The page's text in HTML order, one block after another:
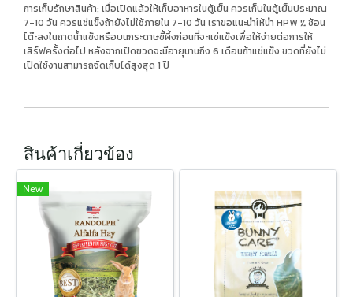
การเก็บรักษาสินค้า: เมื่อเปิดแล้วให้เก็บอาหารในตู้เย็น ควรเก็บในตู้เย็นประมาณ
7-10 วัน ควรแช่แข็งถ้ายังไม่ใช้ภายใน 7-10 วัน เราขอแนะนำให้นำ HPW ½ ช้อน
โต๊ะลงในถาดน้ำแข็งหรือบนกระดาษขี้ผึ้งก่อนที่จะแช่แข็งเพื่อให้ง่ายต่อการให้
เสิร์ฟครั้งต่อไป หลังจากเปิดขวดจะมีอายุนานถึง 6 เดือนถ้าแช่แข็ง ขวดที่ยังไม่
เปิดใช้งานสามารถจัดเก็บได้สูงสุด 1 ปี
สินค้าเกี่ยวข้อง
New